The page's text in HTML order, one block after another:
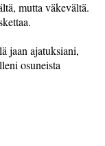
mutta väkevältä.
jaan ajatuksiani,
osuneista